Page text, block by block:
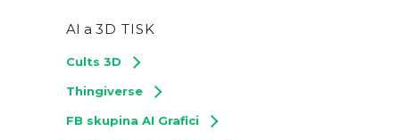
AI a 3D TISK
Cults 3D
Thingiverse
FB skupina AI Grafici